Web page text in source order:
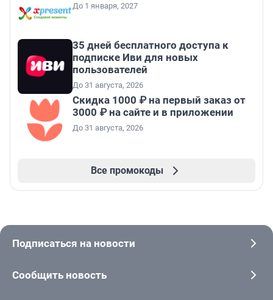
До 1 января, 2027
35 дней бесплатного доступа к
подписке Иви для новых
пользователей
До 31 августа, 2026
Скидка 1000 ₽ на первый заказ от
3000 ₽ на сайте и в приложении
До 31 августа, 2026
Все промокоды
Подписаться на новости
Сообщить новость